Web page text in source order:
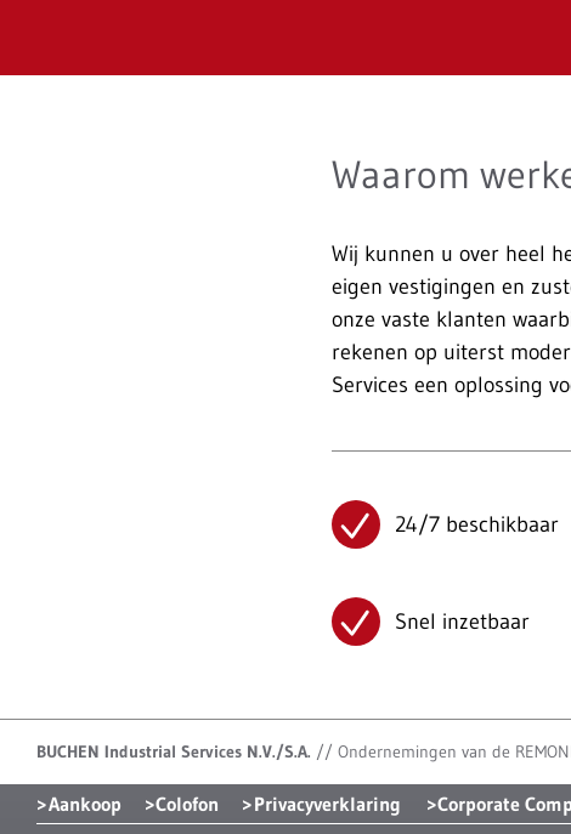
Waarom
Wij kunnen u over heel
eigen vestigingen en
onze vaste klanten
rekenen op uiterst
Services een oplossing
24/7 beschikbaar
Snel inzetbaar
BUCHEN Industrial Services N.V./S.A. // Ondernemingen van de
Aankoop Colofon Privacyverklaring Corporate